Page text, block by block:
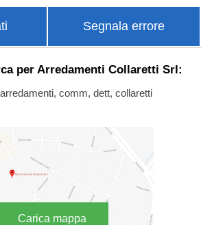
Segnala errore
per Arredamenti Collaretti Srl:
comm, dett, collaretti
Carica mappa